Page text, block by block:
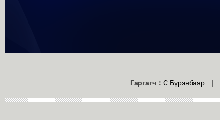
Гаргагч： С.Бүрэнбаяр |